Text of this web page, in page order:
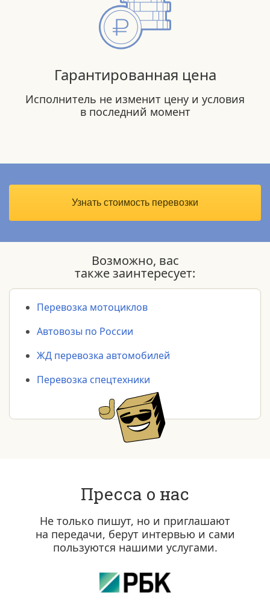
Гарантированная цена
Исполнитель не изменит цену и условия
в последний момент
Узнать стоимость перевозки
Возможно, вас
также заинтересует:
Перевозка мотоциклов
Автовозы по России
ЖД перевозка автомобилей
Перевозка спецтехники
Пресса о нас
Не только пишут, но и приглашают
на передачи, берут интервью и сами
пользуются нашими услугами.